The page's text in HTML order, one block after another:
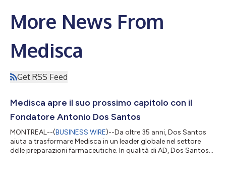
More News From
Medisca
Get RSS Feed
Medisca apre il suo prossimo capitolo con il
Fondatore Antonio Dos Santos
MONTREAL--(BUSINESS WIRE)--Da oltre 35 anni, Dos Santos
aiuta a trasformare Medisca in un leader globale nel settore
delle preparazioni farmaceutiche. In qualità di AD, Dos Santos